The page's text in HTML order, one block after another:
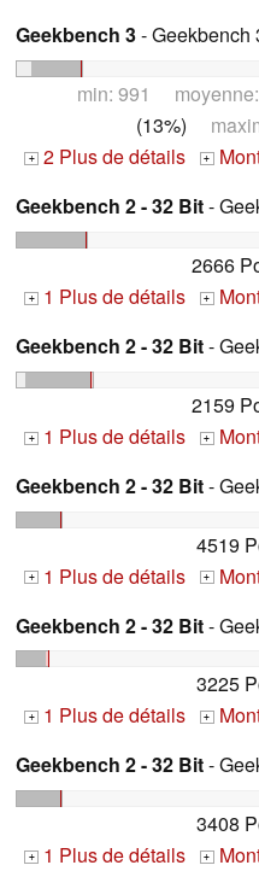
Geekbench 3- Geekbench
min: 991
(13%)
+ 2 Plus de détails +
Geekbench 2 - 32 Bit-
2666
+ 1 Plus de détails +
Geekbench 2 - 32 Bit-
2159
+ 1 Plus de détails +
Geekbench 2 - 32 Bit-
4519
+ 1 Plus de détails +
Geekbench 2 - 32 Bit-
3225
+ 1 Plus de détails +
Geekbench 2 - 32 Bit-
3408
+ 1 Plus de détails +